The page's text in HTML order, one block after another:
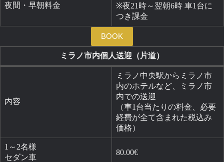
夜間・早朝料金
※夜21時～翌朝6時 車1台に
つき課金
BOOK
ミラノ市内個人送迎（片道）
内容
ミラノ中央駅からミラノ市
内のホテルなど、ミラノ市
内での送迎
（車1台当たりの料金、必要
経費が全て含まれた税込み
価格）
1～2名様
セダン車
80.00€